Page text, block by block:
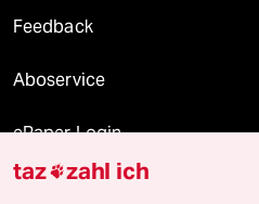
Feedback
Aboservice
ePaper Login
Downloads für Abonnierende
taz zahl ich